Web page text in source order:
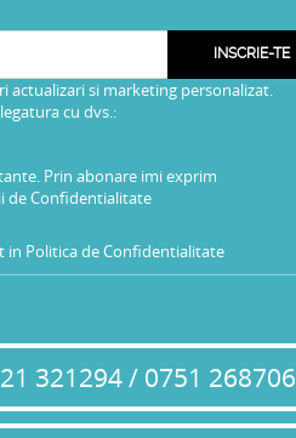
INSCRIE-TE
actualizari si marketing personalizat.
cu dvs.:
Prin abonare imi exprim
de Confidentialitate
in Politica de Confidentialitate
321294 / 0751 268706